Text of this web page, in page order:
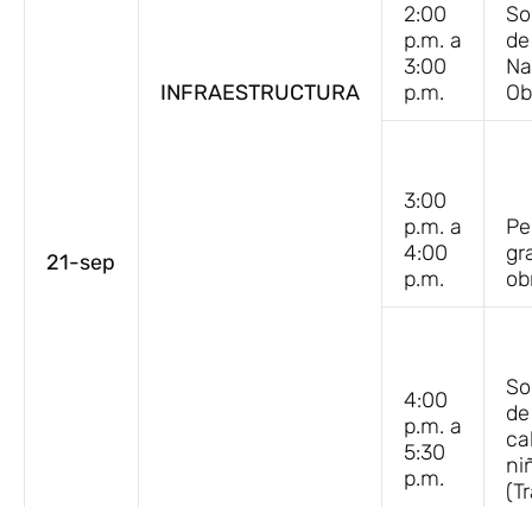
21-sep
INFRAESTRUCTURA
2:00
p.m. a
3:00
p.m.
3:00
p.m. a
4:00
p.m.
4:00
p.m. a
5:30
p.m.